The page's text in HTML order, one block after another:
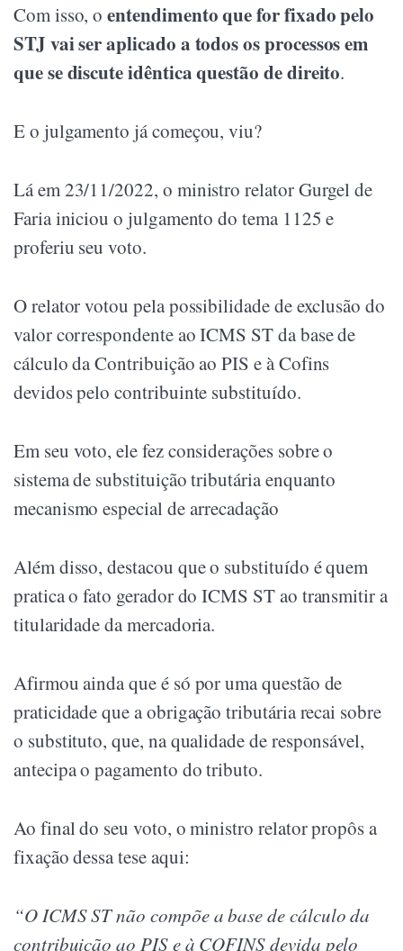
Com isso, oentendimento que for fixado pelo
STJ vai ser aplicado a todos os processos em
que se discute idêntica questão de direito.
E o julgamento já começou, viu?
Lá em 23/11/2022, o ministro relator Gurgel de
Faria iniciou o julgamento do tema 1125 e
proferiu seu voto.
O relator votou pela possibilidade de exclusão do
valor correspondente ao ICMS ST da base de
cálculo da Contribuição ao PIS e à Cofins
devidos pelo contribuinte substituído.
Em seu voto, ele fez considerações sobre o
sistema de substituição tributária enquanto
mecanismo especial de arrecadação
Além disso, destacou que o substituído é quem
pratica o fato gerador do ICMS ST ao transmitir a
titularidade da mercadoria.
Afirmou ainda que é só por uma questão de
praticidade que a obrigação tributária recai sobre
o substituto, que, na qualidade de responsável,
antecipa o pagamento do tributo.
Ao final do seu voto, o ministro relator propôs a
fixação dessa tese aqui:
“O ICMS ST não compõe a base de cálculo da
contribuição ao PIS e à COFINS devida pelo